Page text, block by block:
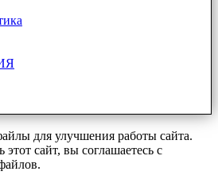
для улучшения работы сайта.
сайт, вы соглашаетесь с